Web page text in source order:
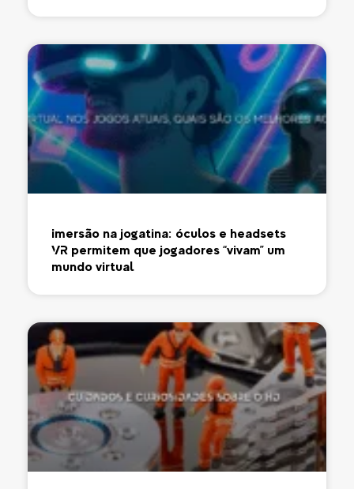
Imersão na jogatina: óculos e headsets
VR permitem que jogadores “vivam” um
mundo virtual